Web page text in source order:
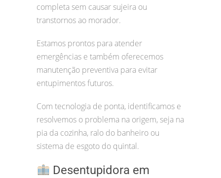
completa sem causar sujeira ou
transtornos ao morador.
Estamos prontos para atender
emergências e também oferecemos
manutenção preventiva para evitar
entupimentos futuros.
Com tecnologia de ponta, identificamos e
resolvemos o problema na origem, seja na
pia da cozinha, ralo do banheiro ou
sistema de esgoto do quintal.
Desentupidora em